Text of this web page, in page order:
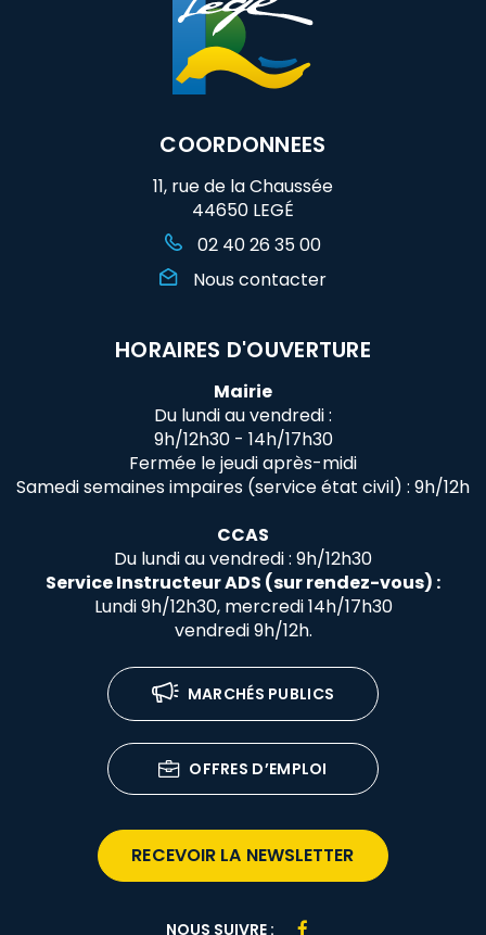
COORDONNEES
11, rue de la Chaussée
44650 LEGÉ
02 40 26 35 00
Nous contacter
HORAIRES D'OUVERTURE
Mairie
Du lundi au vendredi :
9h/12h30 - 14h/17h30
Fermée le jeudi après-midi
Samedi semaines impaires (service état civil) : 9h/12h
CCAS
Du lundi au vendredi : 9h/12h30
Service Instructeur ADS (sur rendez-vous) :
Lundi 9h/12h30, mercredi 14h/17h30
vendredi 9h/12h.
MARCHÉS PUBLICS
OFFRES D’EMPLOI
RECEVOIR LA NEWSLETTER
NOUS SUIVRE :